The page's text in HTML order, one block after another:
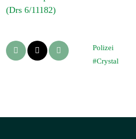
(Drs 6/11182)
Polizei
Crystal